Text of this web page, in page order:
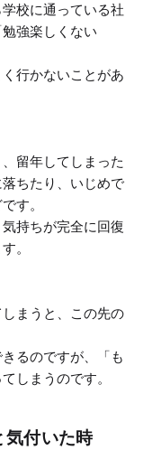
校に通っている社
強楽しくない
行かないことがあ
留年してしまった
ちたり、いじめで
す。
持ちが完全に回復
。
まうと、この先の
るのですが、「も
しまうのです。
気付いた時